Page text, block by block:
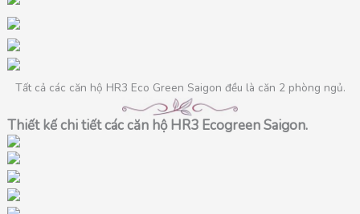
Tất cả các căn hộ HR3 Eco Green Saigon đều là căn 2 phòng ngủ.
Thiết kế chi tiết các căn hộ HR3 Ecogreen Saigon.